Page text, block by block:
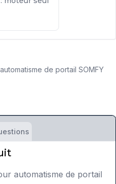
de portail SOMFY
automatisme de portail